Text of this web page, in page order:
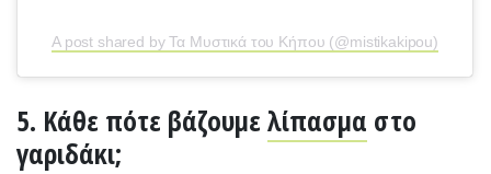
A post shared by Τα Μυστικά του Κήπου (@mistikakipou)
5. Κάθε πότε βάζουμε λίπασμα στο
γαριδάκι;